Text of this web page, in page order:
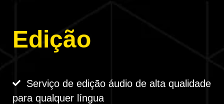
Edição
Serviço de edição áudio de alta qualidade
para qualquer língua